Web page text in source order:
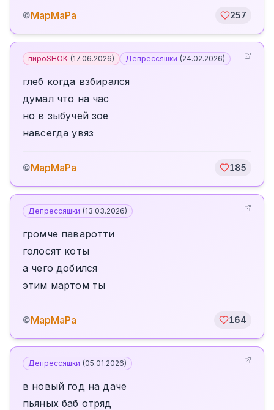
©МарМаРа 257
пироSHOK (17.06.2026) Депрессяшки (24.02.2026)
глеб когда взбирался
думал что на час
но в зыбучей зое
навсегда увяз
©МарМаРа 185
Депрессяшки (13.03.2026)
громче паваротти
голосят коты
а чего добился
этим мартом ты
©МарМаРа 164
Депрессяшки (05.01.2026)
в новый год на даче
пьяных баб отряд